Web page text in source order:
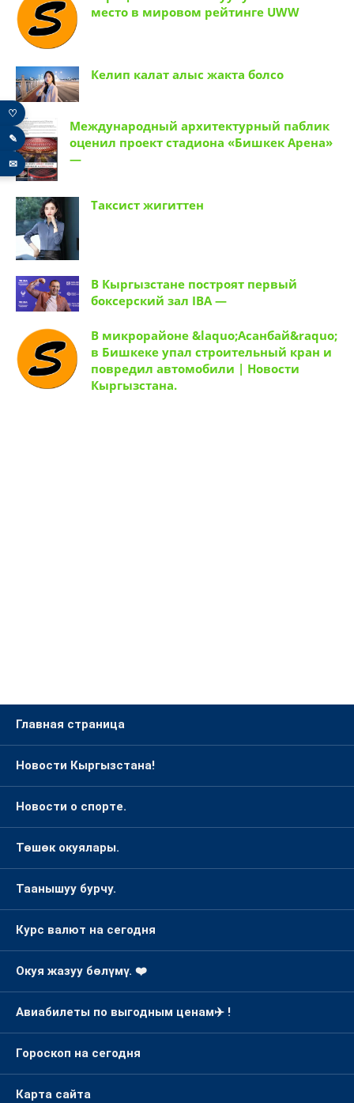
место в мировом рейтинге UWW
Келип калат алыс жакта болсо
Международный архитектурный паблик
оценил проект стадиона «Бишкек Арена»
—
Таксист жигиттен
В Кыргызстане построят первый
боксерский зал IBA —
В микрорайоне &laquo;Асанбай&raquo;
в Бишкеке упал строительный кран и
повредил автомобили | Новости
Кыргызстана.
Главная страница
Новости Кыргызстана!
Новости о спорте.
Төшөк окуялары.
Таанышуу бурчу.
Курс валют на сегодня
Окуя жазуу бөлүмү. ❤️
Авиабилеты по выгодным ценам✈️ !
Гороскоп на сегодня
Карта сайта
♡
✎
✉